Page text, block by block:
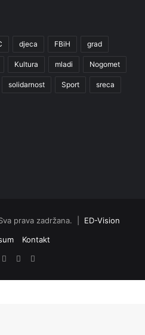
djeca FBiH grad
Kultura mladi Nogomet
solidarnost Sport sreca
prava zadržana. | ED-Vision
Kontakt